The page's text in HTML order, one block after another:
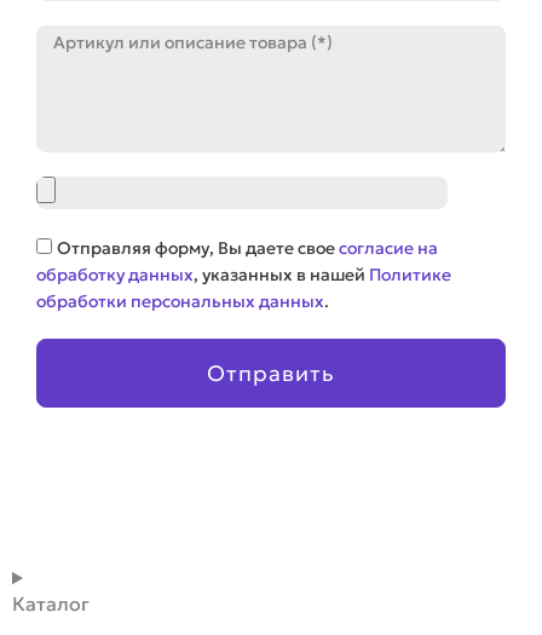
Артикул
Файл
Соглашение
Отправляя форму, Вы даете своесогласие на
обработку данных, указанных в нашей Политике
обработки персональных данных.
Отправить
Каталог